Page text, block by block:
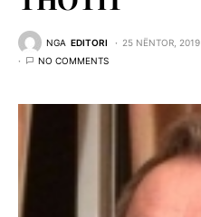
NGA EDITORI 25 NËNTOR, 2019
NO COMMENTS